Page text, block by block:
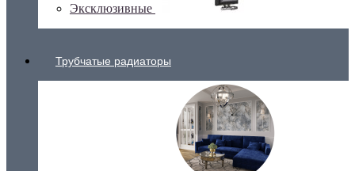
Эксклюзивные
Трубчатые радиаторы